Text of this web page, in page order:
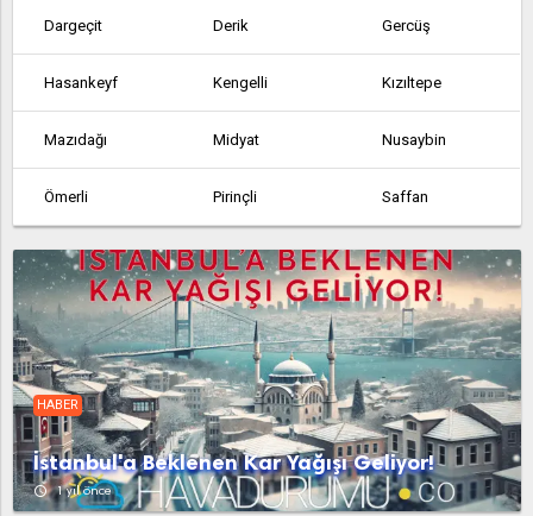
Dargeçit Derik Gercüş
Hasankeyf Kengelli Kızıltepe
Mazıdağı Midyat Nusaybin
Ömerli Pirinçli Saffan
Savur Yeşilli
HABER
İstanbul'a Beklenen Kar Yağışı Geliyor!
access_time 1 yıl önce